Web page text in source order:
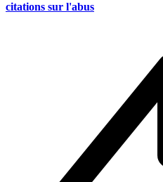
citations sur l'abus